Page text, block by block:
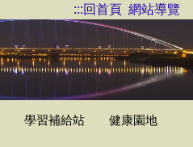
:::回首頁 網站導覽
學習補給站 健康園地